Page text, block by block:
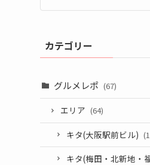
カテゴリー
グルメレポ (67)
エリア (64)
キタ(大阪駅前ビル)
キタ(梅田・北新地・